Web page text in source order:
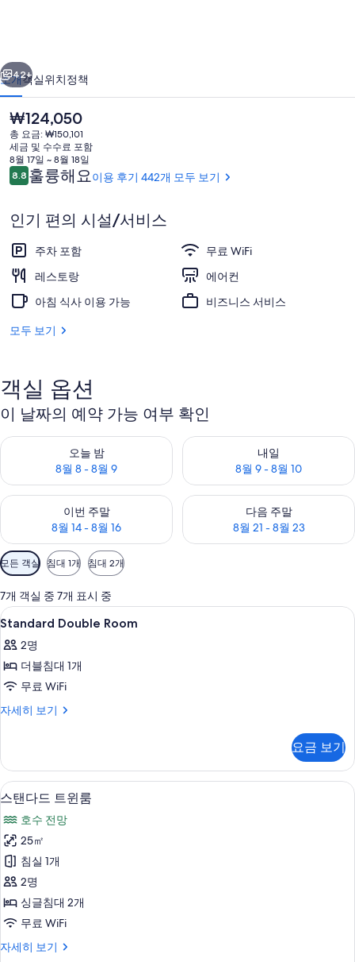
이
드
호
텔
의
진
갤
러
리
외부 세부 사진
다음
42+
소개객실위치정책
현
재
가
격
은
₩124,050
₩124,050
총 요금: ₩150,101
세금 및 수수료 포함
8월 17일 ~ 8월 18일
이
용
기
8.810점 만점 중 8.8점.
훌륭해요이용 후기 442개 모두 보기
인기 편의 시설/서비스
주차 포함
무료 WiFi
레스토랑
에어컨
아침 식사 이용 가능
비즈니스 서비스
모두 보기
객실 옵션
이 날짜의 예약 가능 여부 확인
오늘 밤
8월 8 - 8월 9
오늘 밤 예약 가능 여부 확인, 8월 8 - 8월 9
내일
8월 9 - 8월 10
내일 예약 가능 여부 확인, 8월
이번 주말
8월 14 - 8월 16
이번 주말 예약 가능 여부 확인, 8월 14 - 8월 16
다음 주말
8월 21 - 8월 23
다음 주말 예약 가능 여부 확인
객
실
에
사
용
가
능
한
터
모든 객실 침대 1개 침대 2개
7개 객실 중 7개 표시 중
Standard
Double
Room
사
진
모
기
고급 침구, 오리/거위털 이불, 객실 내
4
Standard Double Room
2명
더블침대 1개
무료 WiFi
자세히 보기
Standard
세
히
보
요금 보기
스
다
드
트
윈
룸
진
스탠다드 트윈룸 | 고급 침구, 오리/거
4
스탠다드 트윈룸
호수 전망
25㎡
침실 1개
2명
싱글침대 2개
무료 WiFi
자세히 보기
스